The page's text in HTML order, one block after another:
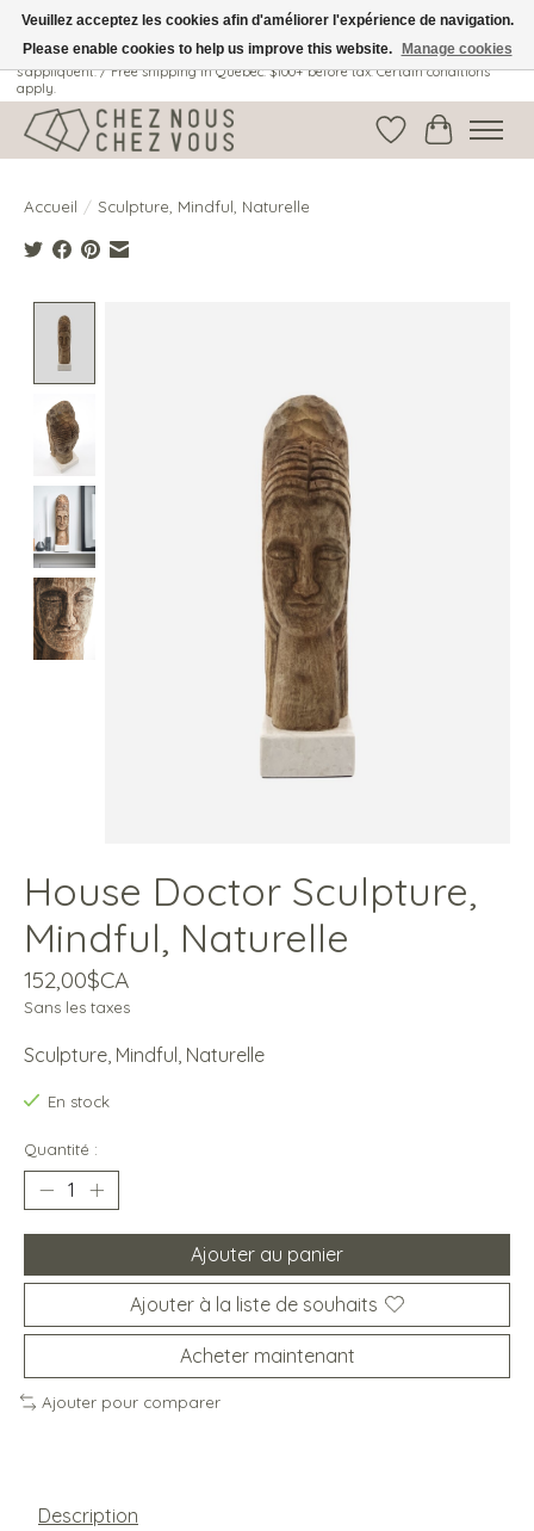
Livraison gratuite au Québec: 100$ + avant taxes. Certaines conditions
s'appliquent. / Free shipping in Quebec: $100+ before tax. Certain conditions
apply.
Liste dePanier
Accueil / Sculpture, Mindful, Naturelle
House Doctor Sculpture,
Mindful, Naturelle
152,00$CA
Sans les taxes
Sculpture, Mindful, Naturelle
En stock
Quantité :
Ajouter au panier
Ajouter à la liste de souhaits
Acheter maintenant
Ajouter pour comparer
Description
Veuillez acceptez les cookies afin d'améliorer l'expérience de navigation.
Please enable cookies to help us improve this website.
Manage cookies